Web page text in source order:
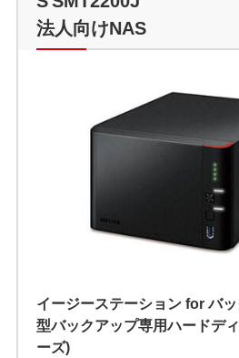
法人向けNAS
イージーステーション for バ
型バックアップ専用ハードデ
ーズ)